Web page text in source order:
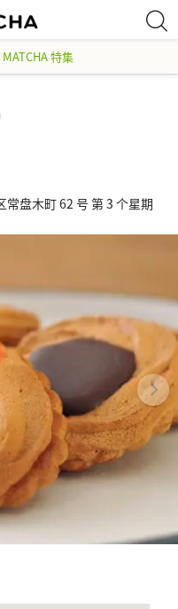
MATCHA 特集
盘木町 62 号 第 3 个星期